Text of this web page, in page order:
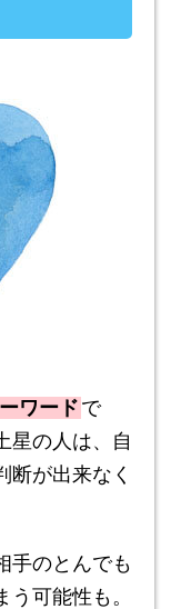
ワード で
星の人は、自
断が出来なく
手のとんでも
可能性も。